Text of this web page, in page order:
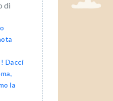
di
Dacci
la